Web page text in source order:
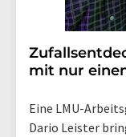
mit nur
Eine LMU-
Dario Leister